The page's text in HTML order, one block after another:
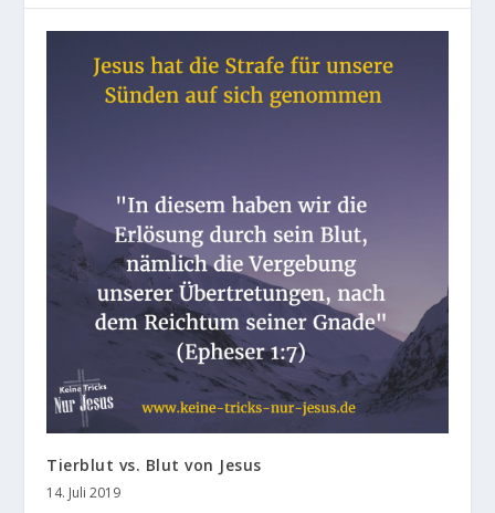
Tierblut vs. Blut von Jesus
14. Juli 2019